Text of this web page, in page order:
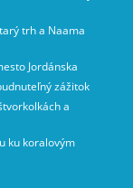
trh a Naama
Jordánska
zážitok
a
ku koralovým